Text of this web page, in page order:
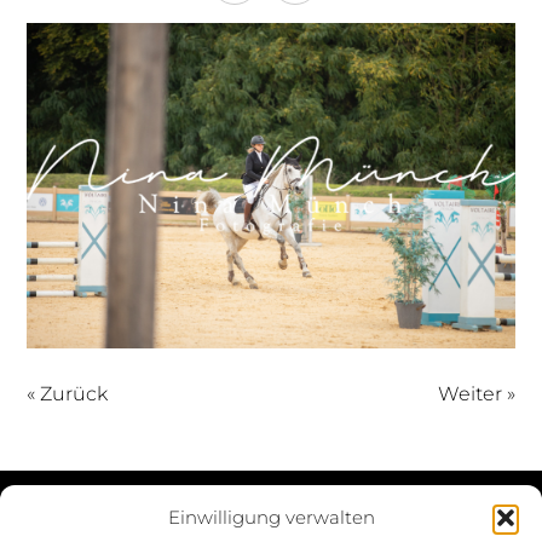
Einwilligung verwalten
« Zurück Weiter »